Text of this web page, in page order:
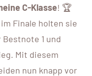
C-Klasse! 🏆
Finale holten sie
1 und
Mit diesem
nun knapp vor